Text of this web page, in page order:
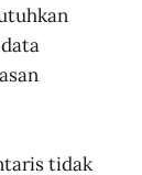
tidak